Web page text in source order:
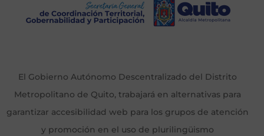
El Gobierno Autónomo Descentralizado del Distrito
Metropolitano de Quito, trabajará en alternativas para
garantizar accesibilidad web para los grupos de atención
y promoción en el uso de plurilingüismo